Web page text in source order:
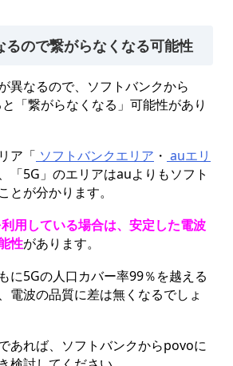
ので繋がらなくなる可能性
異なるので、ソフトバンクから
「繋がらなくなる」可能性があり
ア「 ソフトバンクエリア ・ auエリ
「5G」のエリアはauよりもソフト
とが分かります。
利用している場合は、安定した電波
性があります。
に5Gの人口カバー率99％を越える
電波の品質に差は無くなるでしょ
あれば、ソフトバンクからpovoに